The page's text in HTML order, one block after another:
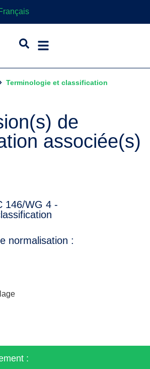
Terminologie et classification
de
associée(s)
146/WG 4 -
normalisation :
: